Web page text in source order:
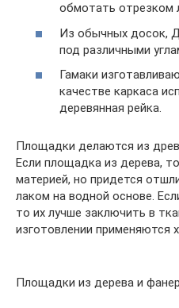
обмотать отрезком
Из обычных досок,
под различными
Гамаки
качестве каркаса
деревянная рейка.
Площадки делаются из
Если площадка из дерева,
материей, но придется
лаком на водной основе.
то их лучше заключить в
изготовлении применяются
Площадки из дерева и